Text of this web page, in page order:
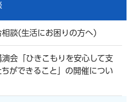
談(生活にお困りの方へ)
会「ひきこもりを安心して支
ができること」の開催につい